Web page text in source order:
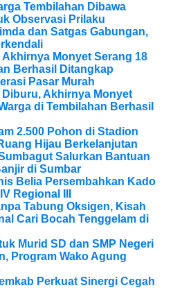
Tembilahan Dibawa
Observasi Prilaku
dan Satgas Gabungan,
Akhirnya Monyet Serang 18
Berhasil Ditangkap
Pasar Murah
Diburu, Akhirnya Monyet
di Tembilahan Berhasil
2.500 Pohon di Stadion
Hijau Berkelanjutan
Salurkan Bantuan
di Sumbar
Belia Persembahkan Kado
Regional III
Tabung Oksigen, Kisah
Cari Bocah Tenggelam di
Murid SD dan SMP Negeri
Program Wako Agung
Perkuat Sinergi Cegah